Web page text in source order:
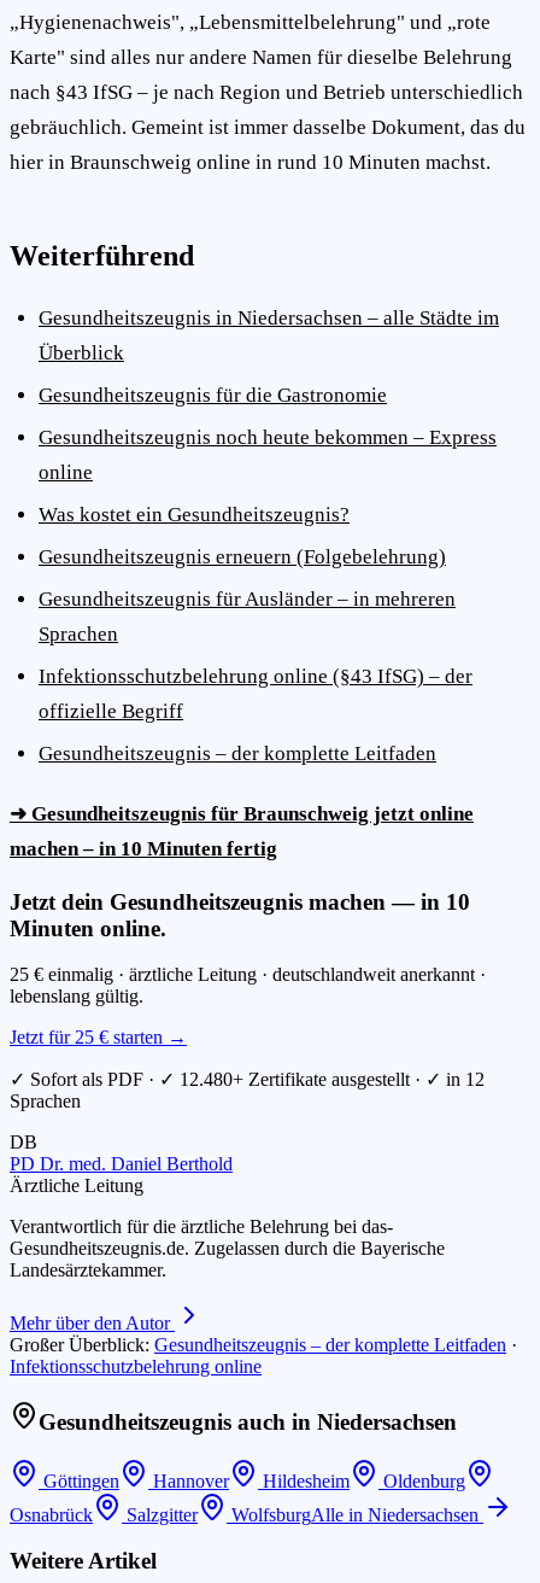
„Hygienenachweis", „Lebensmittelbelehrung" und „rote
Karte" sind alles nur andere Namen für dieselbe Belehrung
nach §43 IfSG – je nach Region und Betrieb unterschiedlich
gebräuchlich. Gemeint ist immer dasselbe Dokument, das du
hier in Braunschweig online in rund 10 Minuten machst.
Weiterführend
Gesundheitszeugnis in Niedersachsen – alle Städte im
Überblick
Gesundheitszeugnis für die Gastronomie
Gesundheitszeugnis noch heute bekommen – Express
online
Was kostet ein Gesundheitszeugnis?
Gesundheitszeugnis erneuern (Folgebelehrung)
Gesundheitszeugnis für Ausländer – in mehreren
Sprachen
Infektionsschutzbelehrung online (§43 IfSG) – der
offizielle Begriff
Gesundheitszeugnis – der komplette Leitfaden
➜ Gesundheitszeugnis für Braunschweig jetzt online
machen – in 10 Minuten fertig
Jetzt dein Gesundheitszeugnis machen — in 10
Minuten online.
25 € einmalig · ärztliche Leitung · deutschlandweit anerkannt ·
lebenslang gültig.
Jetzt für 25 € starten →
✓ Sofort als PDF · ✓ 12.480+ Zertifikate ausgestellt · ✓ in 12
Sprachen
DB
PD Dr. med. Daniel Berthold
Ärztliche Leitung
Verantwortlich für die ärztliche Belehrung bei das-
Gesundheitszeugnis.de. Zugelassen durch die Bayerische
Landesärztekammer.
Mehr über den Autor
Großer Überblick: Gesundheitszeugnis – der komplette Leitfaden ·
Infektionsschutzbelehrung online
Gesundheitszeugnis auch in Niedersachsen
Göttingen Hannover Hildesheim
Oldenburg
Osnabrück
Salzgitter WolfsburgAlle in Niedersachsen
Weitere Artikel